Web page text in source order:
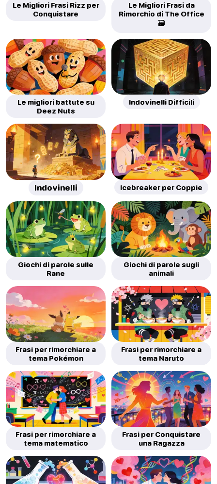
Le Migliori Frasi Rizz per
Conquistare
Le Migliori Frasi da
Rimorchio di The Office
🗃️
Le migliori battute su
Deez Nuts
Indovinelli Difficili
Indovinelli Icebreaker per Coppie
Giochi di parole sulle
Rane
Giochi di parole sugli
animali
Frasi per rimorchiare a
tema Pokémon
Frasi per rimorchiare a
tema Naruto
Frasi per rimorchiare a
tema matematico
Frasi per Conquistare
una Ragazza